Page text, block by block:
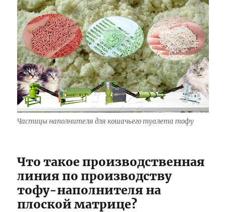
Частицы наполнителя для кошачьего туалета тофу
Что такое производственная
линия по производству
тофу-наполнителя на
плоской матрице?